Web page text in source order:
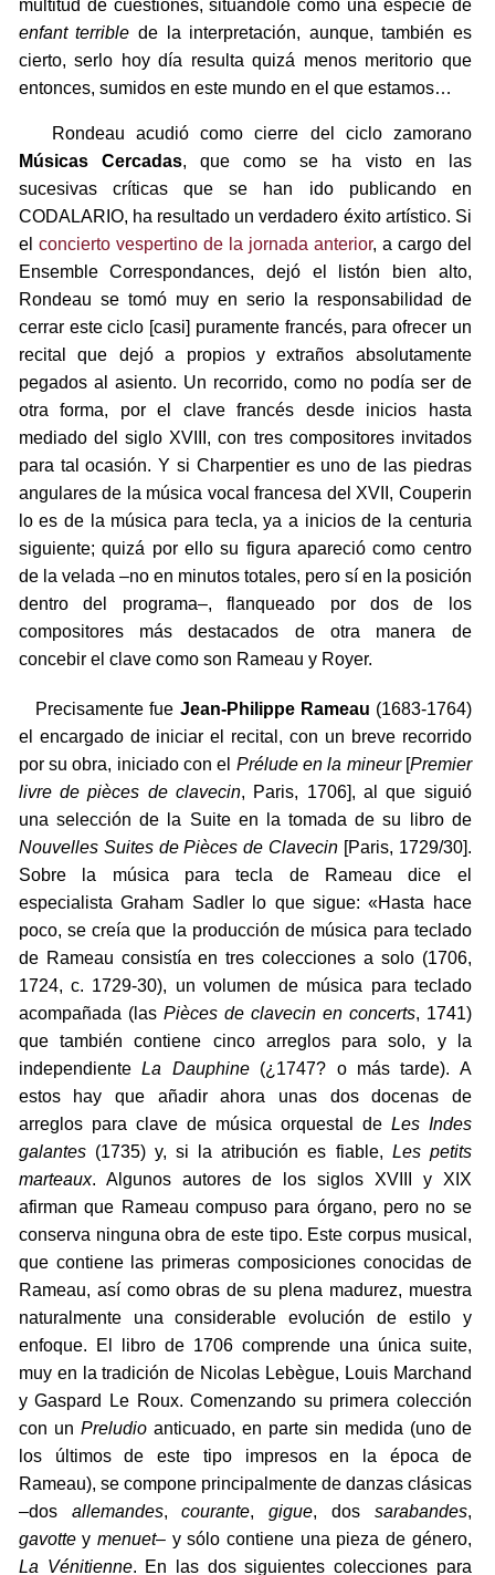
multitud de cuestiones, situándole como una especie de
enfant terrible de la interpretación, aunque, también es
cierto, serlo hoy día resulta quizá menos meritorio que
entonces, sumidos en este mundo en el que estamos…
Rondeau acudió como cierre del ciclo zamorano
Músicas Cercadas, que como se ha visto en las
sucesivas críticas que se han ido publicando en
CODALARIO, ha resultado un verdadero éxito artístico. Si
el concierto vespertino de la jornada anterior, a cargo del
Ensemble Correspondances, dejó el listón bien alto,
Rondeau se tomó muy en serio la responsabilidad de
cerrar este ciclo [casi] puramente francés, para ofrecer un
recital que dejó a propios y extraños absolutamente
pegados al asiento. Un recorrido, como no podía ser de
otra forma, por el clave francés desde inicios hasta
mediado del siglo XVIII, con tres compositores invitados
para tal ocasión. Y si Charpentier es uno de las piedras
angulares de la música vocal francesa del XVII, Couperin
lo es de la música para tecla, ya a inicios de la centuria
siguiente; quizá por ello su figura apareció como centro
de la velada –no en minutos totales, pero sí en la posición
dentro del programa–, flanqueado por dos de los
compositores más destacados de otra manera de
concebir el clave como son Rameau y Royer.
Precisamente fue Jean-Philippe Rameau (1683-1764)
el encargado de iniciar el recital, con un breve recorrido
por su obra, iniciado con el Prélude en la mineur[Premier
livre de pièces de clavecin, Paris, 1706], al que siguió
una selección de la Suite en la tomada de su libro de
Nouvelles Suites de Pièces de Clavecin [Paris, 1729/30].
Sobre la música para tecla de Rameau dice el
especialista Graham Sadler lo que sigue: «Hasta hace
poco, se creía que la producción de música para teclado
de Rameau consistía en tres colecciones a solo (1706,
1724, c. 1729-30), un volumen de música para teclado
acompañada (las Pièces de clavecin en concerts, 1741)
que también contiene cinco arreglos para solo, y la
independienteLa Dauphine(¿1747? o más tarde). A
estos hay que añadir ahora unas dos docenas de
arreglos para clave de música orquestal de Les Indes
galantes(1735) y, si la atribución es fiable, Les petits
marteaux. Algunos autores de los siglos XVIII y XIX
afirman que Rameau compuso para órgano, pero no se
conserva ninguna obra de este tipo. Este corpus musical,
que contiene las primeras composiciones conocidas de
Rameau, así como obras de su plena madurez, muestra
naturalmente una considerable evolución de estilo y
enfoque. El libro de 1706 comprende una única suite,
muy en la tradición de Nicolas Lebègue, Louis Marchand
y Gaspard Le Roux. Comenzando su primera colección
con un Preludioanticuado, en parte sin medida (uno de
los últimos de este tipo impresos en la época de
Rameau), se compone principalmente de danzas clásicas
–dos allemandes,courante,gigue, dos sarabandes,
gavotteymenuet– y sólo contiene una pieza de género,
La Vénitienne. En las dos siguientes colecciones para